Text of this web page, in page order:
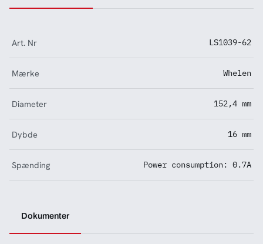
Art. Nr LS1039-62
Mærke Whelen
Diameter 152,4 mm
Dybde 16 mm
Spænding Power consumption: 0.7A
Dokumenter